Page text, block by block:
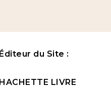
Éditeur du Site :
HACHETTE LIVRE